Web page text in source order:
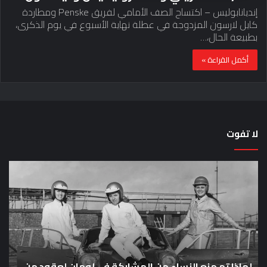
إنديانابوليس – اكتساح الصف الأمامي لفريق Penske ومطاردة
كايل لارسون المزدوجة في عطلة نهاية الأسبوع في يوم الذكرى،
بطبيعة الحال،…
أكمل القراءة »
لا تفوت
لماذا
من
المشاركة
في
لومان